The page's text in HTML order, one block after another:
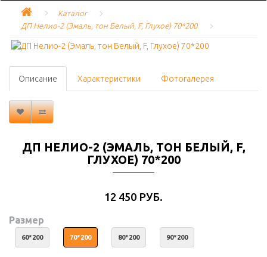
Каталог
ДП Нелио-2 (Эмаль, тон Белый, F, Глухое) 70*200
Описание Характеристики Фотогалерея
ДП НЕЛИО-2 (ЭМАЛЬ, ТОН БЕЛЫЙ, F,
ГЛУХОЕ) 70*200
12 450 РУБ.
Размер
60*200 70*200 80*200 90*200